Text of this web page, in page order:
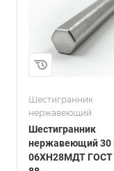
Шестигранник
нержавеющий
Шестигранник
нержавеющий
06ХН28МДТ ГОСТ
ГОСТ, ТУ
ГОСТ 2879-
Технология
изготовления
63